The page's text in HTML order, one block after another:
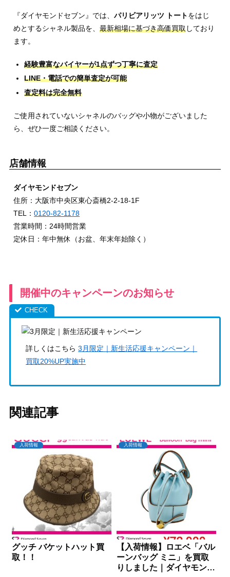
『ダイヤモンドセブン』では、パリビアリッツ トートをはじ
めとするシャネル製品を、最新相場に基づき高価買取しており
ます。
経験豊富なバイヤーが1点ずつ丁寧に査定
LINE・電話での簡単査定が可能
査定料は完全無料
ご使用されていないシャネルのバッグや小物がございました
ら、ぜひ一度ご相談ください。
店舗情報
ダイヤモンドセブン
住所：大阪市中央区東心斎橋2-2-18-1F
TEL：0120-82-1178
営業時間：24時間営業
定休日：年中無休（お盆、年末年始除く）
開催中のキャンペーンのお知らせ
詳しくはこちら3月限定｜新生活応援キャンペーン｜
買取20%UP実施中
関連記事
入荷情報
グッチ バケットハット買
取！！
入荷情報
【入荷情報】ロエベ「バル
ーンバッグ ミニ」を買取
りしました｜ダイヤモンド